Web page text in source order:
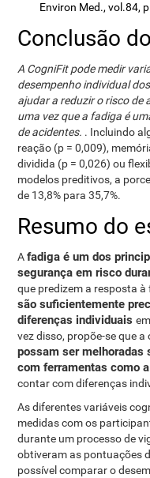
Environ Med., vol.84,
Conclusão
A CogniFit pode medir
desempenho individual
ajudar a reduzir o risco de
uma vez que a fadiga é
de acidentes. . Incluindo
reação (p = 0,009),
dividida (p = 0,026) ou
modelos preditivos, a
de 13,8% para 35,7%.
Resumo do
Afadiga é um dos
segurança em risco
que predizem a resposta
são suficientemente
diferenças individuais
vez disso, propõe-se que
possam ser
com ferramentas como
contar com diferenças
As diferentes variáveis
medidas com os
durante um processo de
obtiveram as pontuações
possível comparar o